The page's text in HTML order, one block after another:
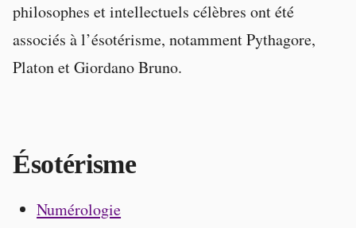
philosophes et intellectuels célèbres ont été
associés à l’ésotérisme, notamment Pythagore,
Platon et Giordano Bruno.
Ésotérisme
Numérologie